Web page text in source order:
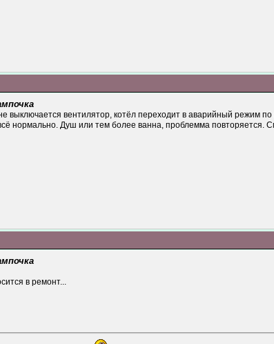
выключается вентилятор, котёл переходит в аварийный режим
нормально. Душ или тем более ванна, проблемма повторяется.
в ремонт...